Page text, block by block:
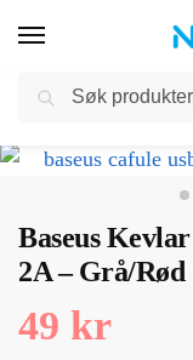
til
Kabler
Baseus
2A – Grå/Rød
49 kr